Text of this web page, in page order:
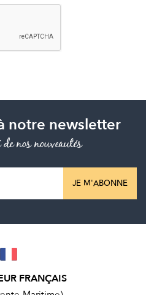
notre newsletter
nos nouveautés
JE M'ABONNE
FRANÇAIS